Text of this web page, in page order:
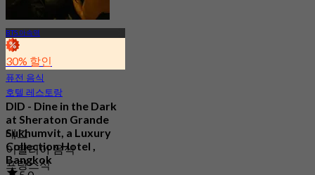
BTS 아속역
30% 할인
퓨전 음식
호텔 레스토랑
DID - Dine in the Dark
at Sheraton Grande
Sukhumvit, a Luxury
Collection Hotel ,
Bangkok
태그
이탈리아 음식
프랑스식